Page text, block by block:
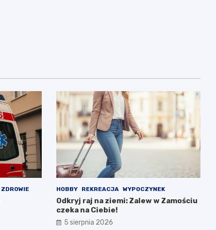
ZDROWIE HOBBY REKREACJA WYPOCZYNEK
Odkryj raj na ziemi: Zalew w Zamościu
czeka na Ciebie!
5 sierpnia 2026